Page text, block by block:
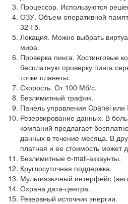
Процессор. Используются
ОЗУ. Объем оперативной
32 Гб.
Локация. Можно выбрать
мира.
Проверка пинга. Хостинговые
бесплатную проверку пинга
точки планеты.
Скорость. От 100 Мб/с.
Безлимитный трафик.
Панель управления Cpanel или
Резервирование данных. В
компаний предлагает
данных в течение месяца. В
платная и ее стоимость может
Безлимитные e-mail-аккаунты.
Круглосуточная поддержка.
Мультиязычный интерфейс
Охрана дата-центра.
Резервный источник энергии.